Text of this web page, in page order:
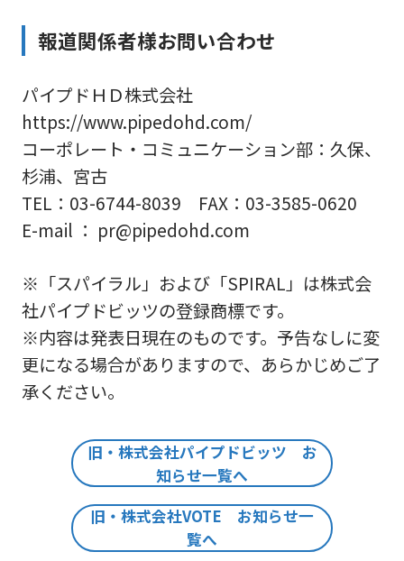
報道関係者様お問い合わせ
パイプドＨＤ株式会社
https://www.pipedohd.com/
コーポレート・コミュニケーション部：久保、
杉浦、宮古
TEL：03-6744-8039 FAX：03-3585-0620
E-mail ： pr@pipedohd.com
※「スパイラル」および「SPIRAL」は株式会
社パイプドビッツの登録商標です。
※内容は発表日現在のものです。予告なしに変
更になる場合がありますので、あらかじめご了
承ください。
旧・株式会社パイプドビッツ お
知らせ一覧へ
旧・株式会社VOTE お知らせ一
覧へ